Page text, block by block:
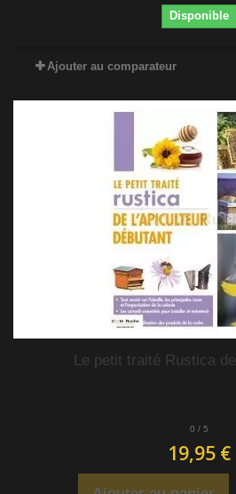
Disponible
Ajouter au comparateur
Le petit traité Rustica
0 / 5
19,95 €